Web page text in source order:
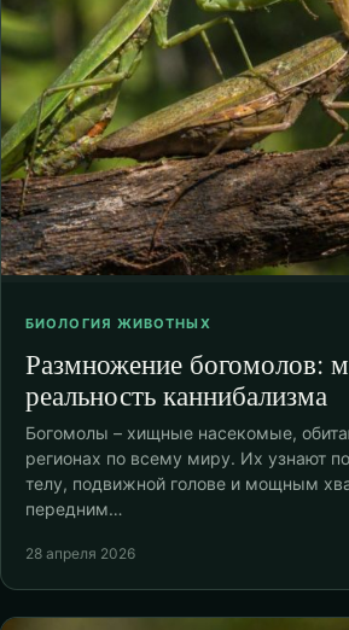
БИОЛОГИЯ ЖИВОТНЫХ
Размножение богомолов:
реальность каннибализма
Богомолы – хищные насекомые,
регионах по всему миру. Их узнают
телу, подвижной голове и мощным
передним…
28 апреля 2026